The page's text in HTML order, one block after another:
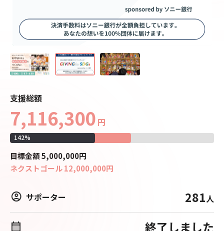
支援総額
7,116,300 円
142%
目標金額5,000,000円
ネクストゴール12,000,000円
サポーター 281人
終了しました